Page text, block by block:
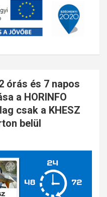
órás és 7 napos
a HORINFO
csak a KHESZ
belül